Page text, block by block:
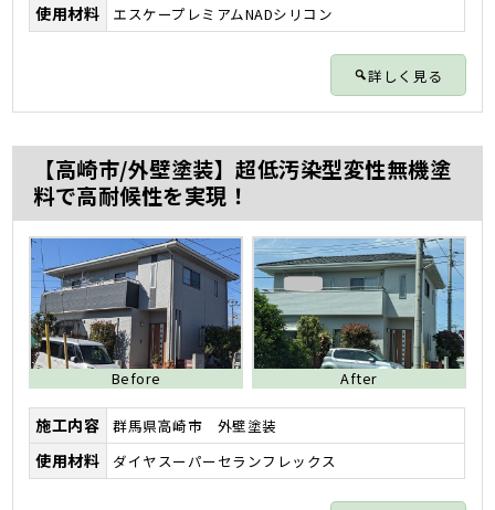
使用材料 エスケープレミアムNADシリコン
詳しく見る
【高崎市/外壁塗装】超低汚染型変性無機塗
料で高耐候性を実現！
Before After
施工内容 群馬県高崎市 外壁塗装
使用材料 ダイヤスーパーセランフレックス